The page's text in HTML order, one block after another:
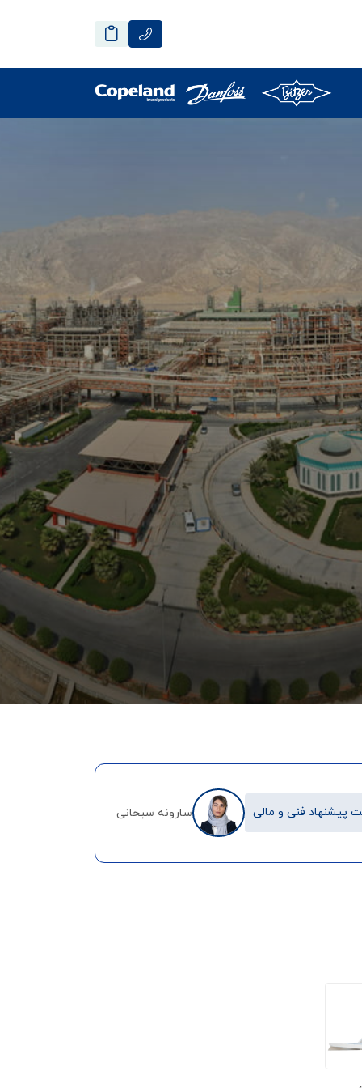
پیشنهاد فنی و مالی سارونه سبحانی